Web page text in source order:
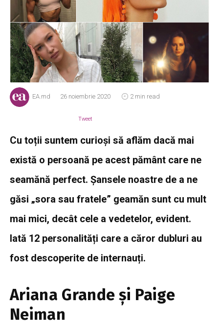
EA.md 26 noiembrie 2020 2 min read
Tweet
Cu toții suntem curioși să aflăm dacă mai
există o persoană pe acest pământ care ne
seamănă perfect. Șansele noastre de a ne
găsi „sora sau fratele” geamăn sunt cu mult
mai mici, decât cele a vedetelor, evident.
Iată 12 personalități care a căror dubluri au
fost descoperite de internauți.
Ariana Grande și Paige
Neiman